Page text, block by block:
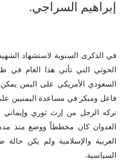
إبراهيم السراجي.
في الذكرى السنوية لاستشهاد
الحوثي التي تأتي هذا العام في
السعودي الأمريكي على اليمن
فاعل ومبكر في مساعدة اليمنيين
تركه الرجل من إرث ثوري وإيماني
العدوان كان مخططاً ووضع منذ
العربية والإسلامية ولم يكن
السياسية.